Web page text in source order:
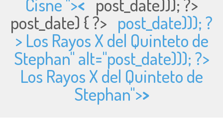
Cisne ">< post_date))); ?>
post_date) { ?> post_date))); ?
> Los Rayos X del Quinteto de
Stephan" alt="post_date))); ?>
Los Rayos X del Quinteto de
Stephan">>